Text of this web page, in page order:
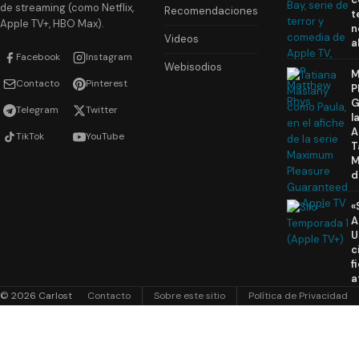
de streaming (como Netflix,
Apple TV+, HBO Max).
Facebook Instagram
Contacto Pinterest
Telegram Twitter
TikTok YouTube
Recomendaciones
Videos
Webisodios
© 2026 Carlost Contacto Sobre este sitio Política de Privacidad